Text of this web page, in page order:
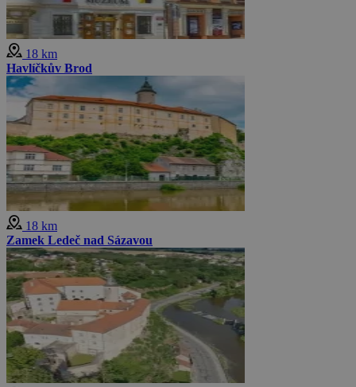
18 km
Havlíčkův Brod
18 km
Zamek Ledeč nad Sázavou